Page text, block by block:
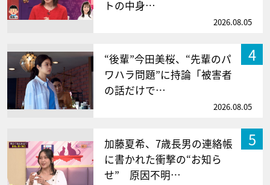
トの中身…
2026.08.05
4
“後輩”今田美桜、“先輩のパ
ワハラ問題”に持論「被害者
の話だけで…
2026.08.05
5
加藤夏希、7歳長男の連絡帳
に書かれた衝撃の“お知ら
せ” 原因不明…